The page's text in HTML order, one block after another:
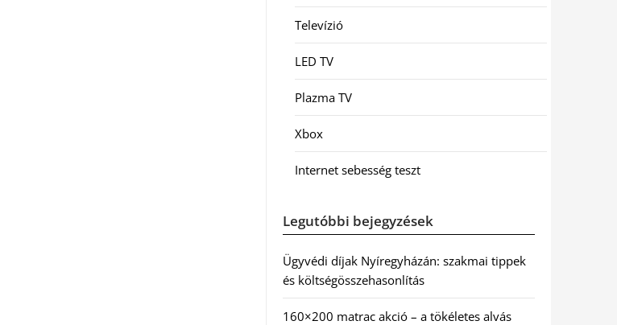
Televízió
LED TV
Plazma TV
Xbox
Internet sebesség teszt
Legutóbbi bejegyzések
Ügyvédi díjak Nyíregyházán: szakmai tippek
és költségösszehasonlítás
160×200 matrac akció – a tökéletes alvás